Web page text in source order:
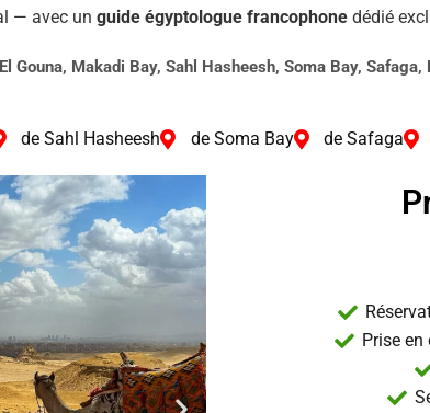
— avec un guide égyptologue francophone dédié
Gouna, Makadi Bay, Sahl Hasheesh, Soma Bay,
de Sahl Hasheesh de Soma Bay de Safaga
Prise